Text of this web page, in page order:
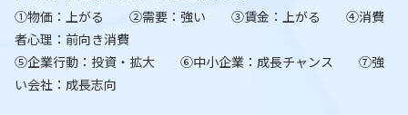
①物価：上がる ②需要：強い ③賃金：上がる ④消費
者心理：前向き消費
⑤企業行動：投資・拡大 ⑥中小企業：成長チャンス ⑦強
い会社：成長志向